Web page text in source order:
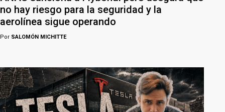
no hay riesgo para la seguridad y la
aerolínea sigue operando
Por SALOMÓN MICHITTE